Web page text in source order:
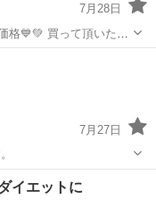
7月28日
頂いた方
7月27日
イエットに